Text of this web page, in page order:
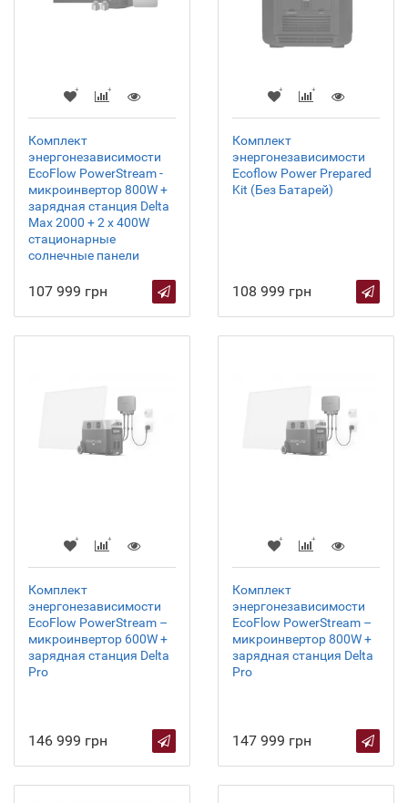
Комплект
энергонезависимости
EcoFlow PowerStream -
микроинвертор 800W +
зарядная станция Delta
Max 2000 + 2 x 400W
стационарные
солнечные панели
107 999 грн
Комплект
энергонезависимости
Ecoflow Power Prepared
Kit (Без Батарей)
108 999 грн
Комплект
энергонезависимости
EcoFlow PowerStream –
микроинвертор 600W +
зарядная станция Delta
Pro
146 999 грн
Комплект
энергонезависимости
EcoFlow PowerStream –
микроинвертор 800W +
зарядная станция Delta
Pro
147 999 грн